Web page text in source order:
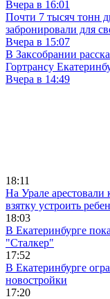
Вчера в 16:01
Почти 7 тысяч тонн
забронировали для
Вчера в 15:07
В Заксобрании
Гортрансу
Вчера в 14:49
18:11
На Урале
взятку устроить
18:03
В Екатеринбурге
"Сталкер"
17:52
В Екатеринбурге
новостройки
17:20